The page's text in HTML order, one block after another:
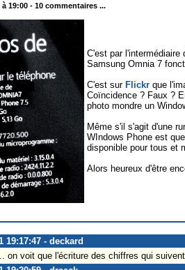
à 19:00 - 10 commentaires ...
C'est par l'intermédiaire
Samsung Omnia 7
C'est sur Flickr que
Coïncidence ? Faux ?
photo mondre un
Même s'il s'agit d'une
WIndows Phone est
disponible pour tous et
Alors heureux d'être
19:17:47 - deckard
on voit que l'écriture des chiffres qui